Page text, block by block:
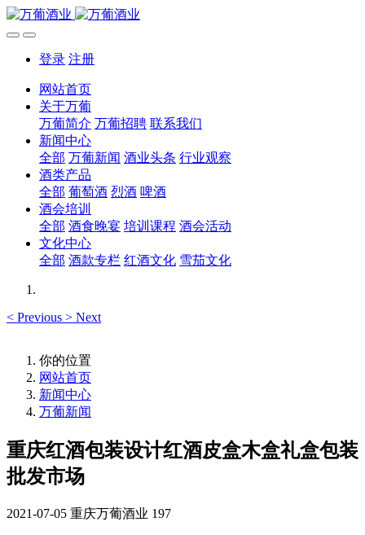
登录 注册
网站首页
关于万葡
万葡简介 万葡招聘 联系我们
新闻中心
全部 万葡新闻 酒业头条 行业观察
酒类产品
全部 葡萄酒 烈酒 啤酒
酒会培训
全部 酒食晚宴 培训课程 酒会活动
文化中心
全部 酒款专栏 红酒文化 雪茄文化
< Previous > Next
你的位置
网站首页
新闻中心
万葡新闻
重庆红酒包装设计红酒皮盒木盒礼盒包装
批发市场
2021-07-05 重庆万葡酒业 197